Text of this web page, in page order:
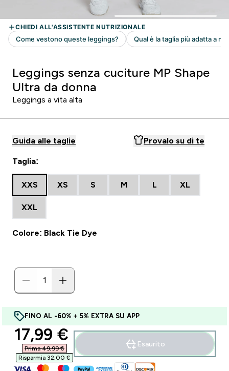
Leggings senza cuciture MP Shape
Ultra da donna
Leggings a vita alta
Guida alle taglie Provalo su di te
Taglia:
XXS XS S M L XL
XXL
Colore: Black Tie Dye
FINO AL -60% + 5% EXTRA SU APP
discounted price
17,99 €‎
Prima 49,99 €‎
Risparmia 32,00 €‎
Esaurito